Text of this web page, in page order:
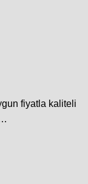
fiyatla kaliteli